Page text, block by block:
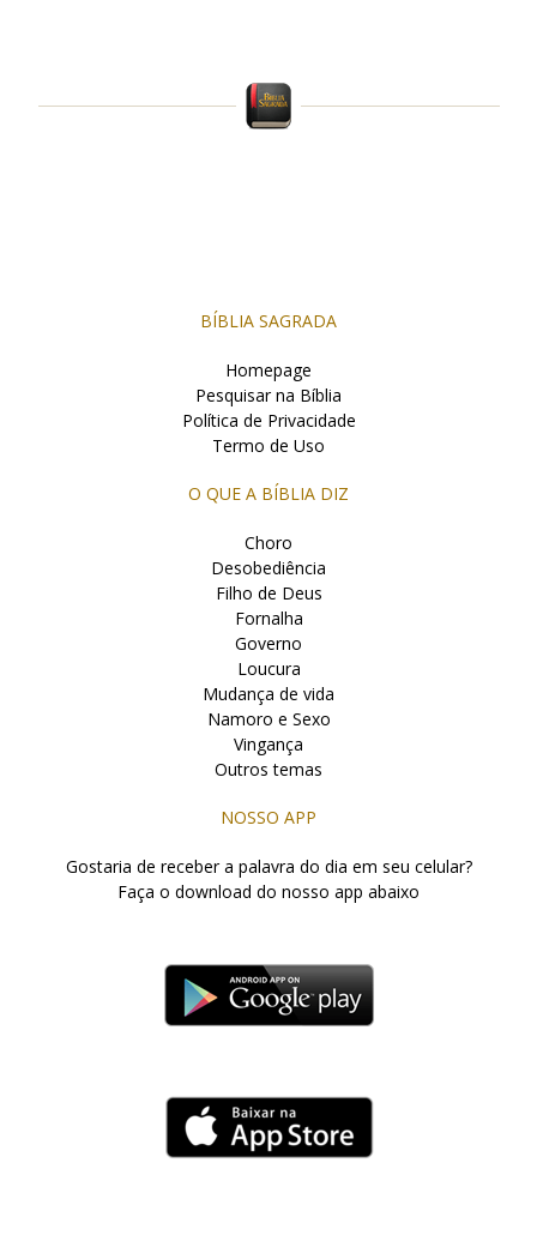
BÍBLIA SAGRADA
Homepage
Pesquisar na Bíblia
Política de Privacidade
Termo de Uso
O QUE A BÍBLIA DIZ
Choro
Desobediência
Filho de Deus
Fornalha
Governo
Loucura
Mudança de vida
Namoro e Sexo
Vingança
Outros temas
NOSSO APP
Gostaria de receber a palavra do dia em seu celular?
Faça o download do nosso app abaixo